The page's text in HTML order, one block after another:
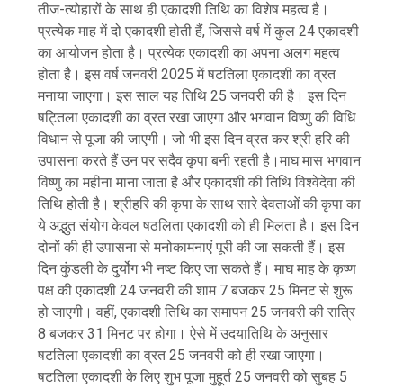
तीज-त्योहारों के साथ ही एकादशी तिथि का विशेष महत्व है।
प्रत्येक माह में दो एकादशी होती हैं, जिससे वर्ष में कुल 24 एकादशी
का आयोजन होता है। प्रत्येक एकादशी का अपना अलग महत्व
होता है। इस वर्ष जनवरी 2025 में षटतिला एकादशी का व्रत
मनाया जाएगा। इस साल यह तिथि 25 जनवरी की है। इस दिन
षट्तिला एकादशी का व्रत रखा जाएगा और भगवान विष्‍णु की विधि
विधान से पूजा की जाएगी। जो भी इस दिन व्रत कर श्री हरि की
उपासना करते हैं उन पर सदैव कृपा बनी रहती है।माघ मास भगवान
विष्णु का महीना माना जाता है और एकादशी की तिथि विश्वेदेवा की
तिथि होती है। श्रीहरि की कृपा के साथ सारे देवताओं की कृपा का
ये अद्भुत संयोग केवल षठलिता एकादशी को ही मिलता है। इस दिन
दोनों की ही उपासना से मनोकामनाएं पूरी की जा सकती हैं। इस
दिन कुंडली के दुर्योग भी नष्ट किए जा सकते हैं। माघ माह के कृष्ण
पक्ष की एकादशी 24 जनवरी की शाम 7 बजकर 25 मिनट से शुरू
हो जाएगी। वहीं, एकादशी तिथि का समापन 25 जनवरी की रात्रि
8 बजकर 31 मिनट पर होगा। ऐसे में उदयातिथि के अनुसार
षटतिला एकादशी का व्रत 25 जनवरी को ही रखा जाएगा।
षटतिला एकादशी के लिए शुभ पूजा मुहूर्त 25 जनवरी को सुबह 5